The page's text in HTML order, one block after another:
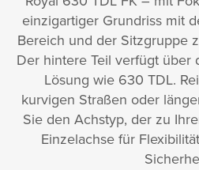
einzigartiger Grundriss mit
Bereich und der Sitzgruppe
Der hintere Teil verfügt über
Lösung wie 630 TDL.
kurvigen Straßen oder
Sie den Achstyp, der zu
Einzelachse für